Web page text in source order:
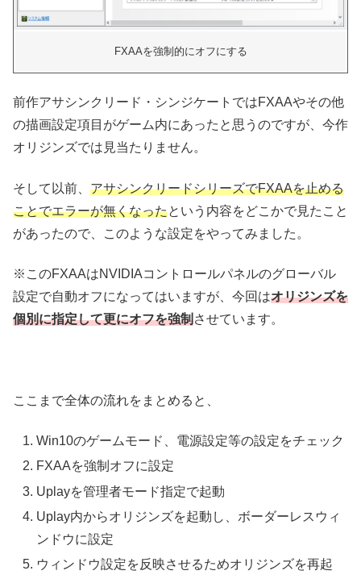
FXAAを強制的にオフにする
前作アサシンクリード・シンジケートではFXAAやその他
の描画設定項目がゲーム内にあったと思うのですが、今作
オリジンズでは見当たりません。
そして以前、 アサシンクリードシリーズでFXAAを止める
ことでエラーが無くなったという内容をどこかで見たこと
があったので、このような設定をやってみました。
※このFXAAはNVIDIAコントロールパネルのグローバル
設定で自動オフになってはいますが、今回はオリジンズを
個別に指定して更にオフを強制させています。
ここまで全体の流れをまとめると、
Win10のゲームモード、電源設定等の設定をチェック
FXAAを強制オフに設定
Uplayを管理者モード指定で起動
Uplay内からオリジンズを起動し、ボーダーレスウィ
ンドウに設定
ウィンドウ設定を反映させるためオリジンズを再起